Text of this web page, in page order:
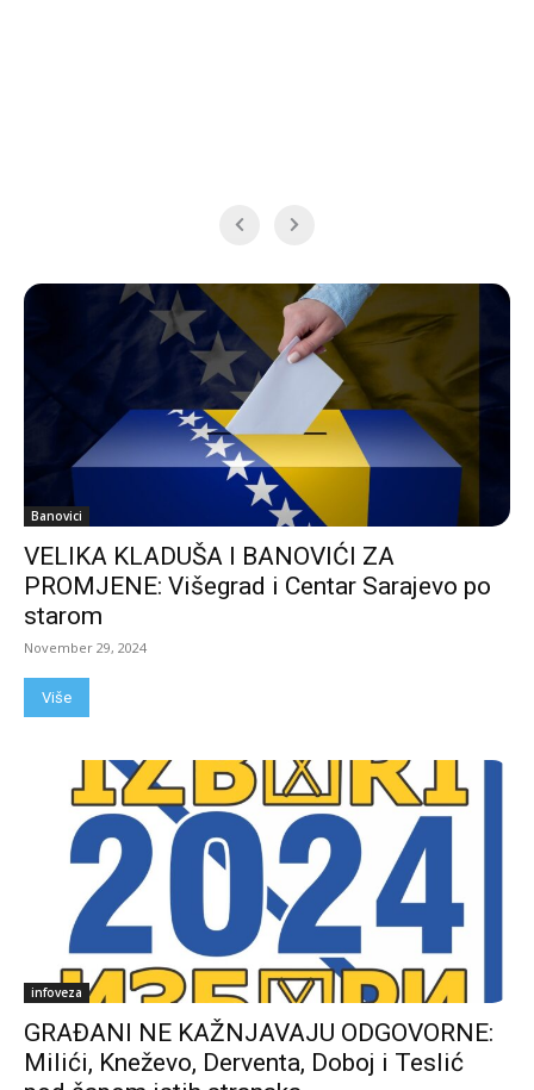
Banovici
VELIKA KLADUŠA I BANOVIĆI ZA
PROMJENE: Višegrad i Centar Sarajevo po
starom
November 29, 2024
Više
infoveza
GRAĐANI NE KAŽNJAVAJU ODGOVORNE:
Milići, Kneževo, Derventa, Doboj i Teslić